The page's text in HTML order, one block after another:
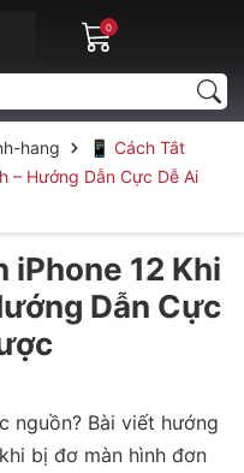
0
hang
📱 Cách Tắt
– Hướng Dẫn Cực Dễ Ai
iPhone 12 Khi
Dẫn Cực
nguồn? Bài viết hướng
bị đơ màn hình đơn